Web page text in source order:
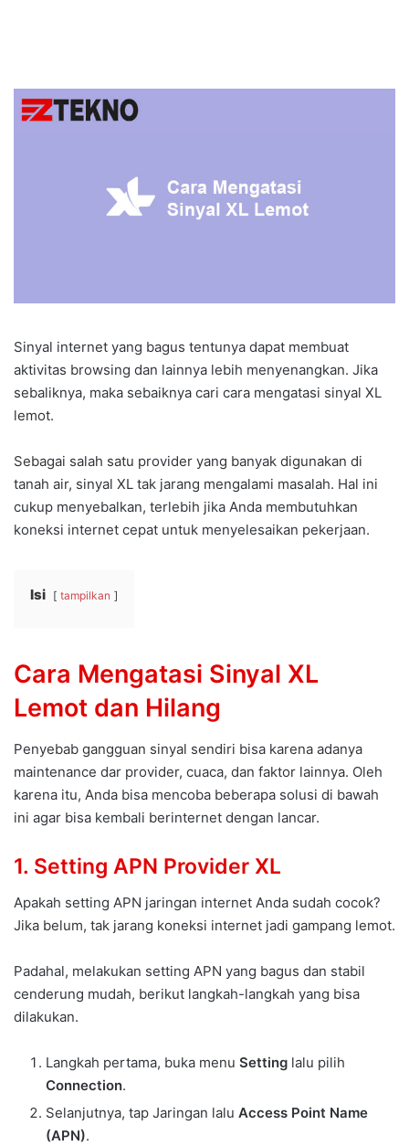
Sinyal internet yang bagus tentunya dapat membuat
aktivitas browsing dan lainnya lebih menyenangkan. Jika
sebaliknya, maka sebaiknya cari cara mengatasi sinyal XL
lemot.
Sebagai salah satu provider yang banyak digunakan di
tanah air, sinyal XL tak jarang mengalami masalah. Hal ini
cukup menyebalkan, terlebih jika Anda membutuhkan
koneksi internet cepat untuk menyelesaikan pekerjaan.
Isi tampilkan
Cara Mengatasi Sinyal XL
Lemot dan Hilang
Penyebab gangguan sinyal sendiri bisa karena adanya
maintenance dar provider, cuaca, dan faktor lainnya. Oleh
karena itu, Anda bisa mencoba beberapa solusi di bawah
ini agar bisa kembali berinternet dengan lancar.
1. Setting APN Provider XL
Apakah setting APN jaringan internet Anda sudah cocok?
Jika belum, tak jarang koneksi internet jadi gampang lemot.
Padahal, melakukan setting APN yang bagus dan stabil
cenderung mudah, berikut langkah-langkah yang bisa
dilakukan.
Langkah pertama, buka menu Setting lalu pilih
Connection.
Selanjutnya, tap Jaringan lalu Access Point Name
(APN).